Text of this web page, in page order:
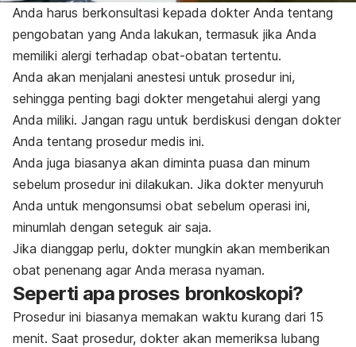
Anda harus berkonsultasi kepada dokter Anda tentang
pengobatan yang Anda lakukan, termasuk jika Anda
memiliki alergi terhadap obat-obatan tertentu.
Anda akan menjalani anestesi untuk prosedur ini,
sehingga penting bagi dokter mengetahui alergi yang
Anda miliki. Jangan ragu untuk berdiskusi dengan dokter
Anda tentang prosedur medis ini.
Anda juga biasanya akan diminta puasa dan minum
sebelum prosedur ini dilakukan. Jika dokter menyuruh
Anda untuk mengonsumsi obat sebelum operasi ini,
minumlah dengan seteguk air saja.
Jika dianggap perlu, dokter mungkin akan memberikan
obat penenang agar Anda merasa nyaman.
Seperti apa proses bronkoskopi?
Prosedur ini biasanya memakan waktu kurang dari 15
menit. Saat prosedur, dokter akan memeriksa lubang